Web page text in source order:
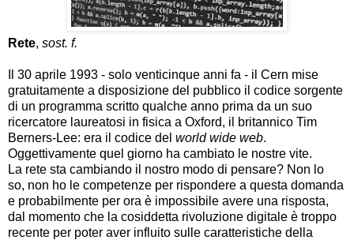
Rete, sost. f.
Il 30 aprile 1993 - solo venticinque anni fa - il Cern mise
gratuitamente a disposizione del pubblico il codice sorgente
di un programma scritto qualche anno prima da un suo
ricercatore laureatosi in fisica a Oxford, il britannico Tim
Berners-Lee: era il codice del world wide web.
Oggettivamente quel giorno ha cambiato le nostre vite.
La rete sta cambiando il nostro modo di pensare? Non lo
so, non ho le competenze per rispondere a questa domanda
e probabilmente per ora è impossibile avere una risposta,
dal momento che la cosiddetta rivoluzione digitale è troppo
recente per poter aver influito sulle caratteristiche della